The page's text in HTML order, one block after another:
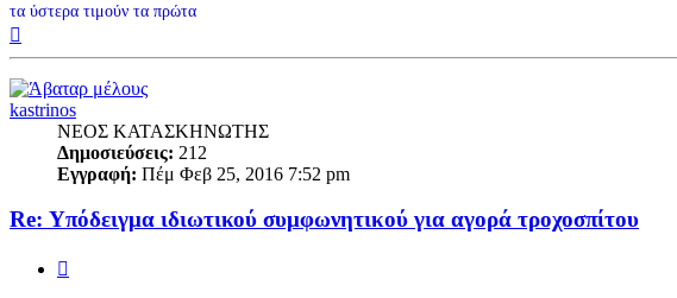
τα ύστερα τιμούν τα πρώτα
kastrinos
ΝΕΟΣ ΚΑΤΑΣΚΗΝΩΤΗΣ
Δημοσιεύσεις: 212
Εγγραφή: Πέμ Φεβ 25, 2016 7:52 pm
Re: Υπόδειγμα ιδιωτικού συμφωνητικoύ για αγορά τροχοσπίτου